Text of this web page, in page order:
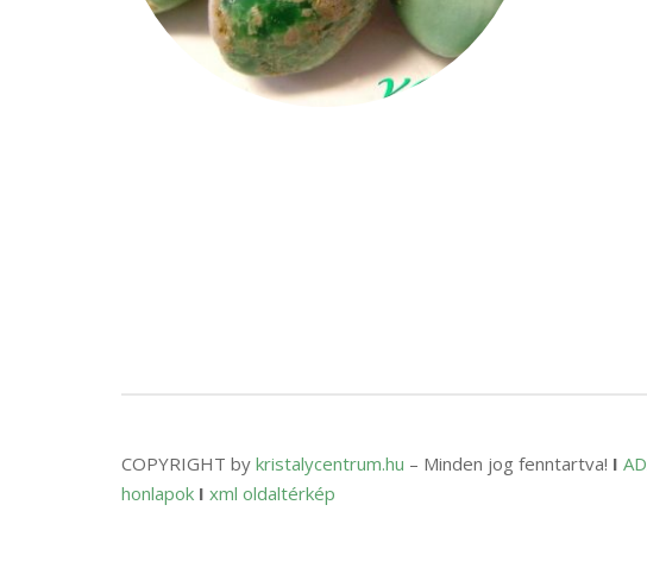
COPYRIGHT by kristalycentrum.hu – Minden jog fenntartva! I
honlapok I xml oldaltérkép